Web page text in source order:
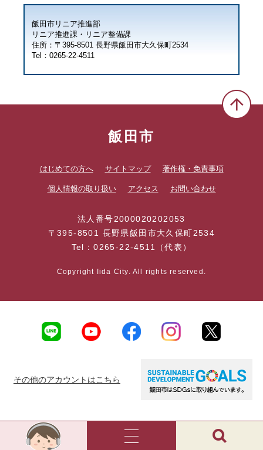
飯田市リニア推進部
リニア推進課・リニア整備課
住所：〒395-8501 長野県飯田市大久保町2534
Tel：0265-22-4511
飯田市
はじめての方へ サイトマップ 著作権・免責事項
個人情報の取り扱い アクセス お問い合わせ
法人番号2000020202053
〒395-8501 長野県飯田市大久保町2534
Tel：0265-22-4511（代表）
Copyright Iida City. All rights reserved.
その他のアカウントはこちら